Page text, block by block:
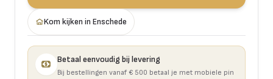
Kom kijken in Enschede
Betaal eenvoudig bij levering
Bij bestellingen vanaf € 500 betaal je met mobiele pin